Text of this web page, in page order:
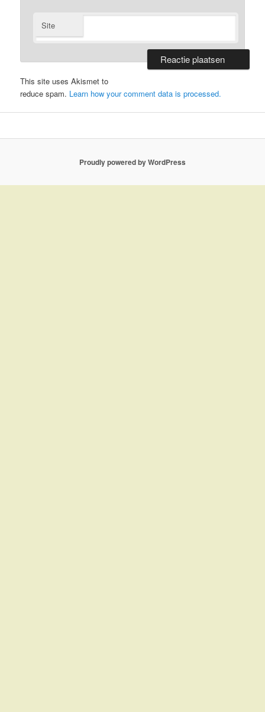
Site
This site uses Akismet to
reduce spam. Learn how your comment data is processed.
Proudly powered by WordPress